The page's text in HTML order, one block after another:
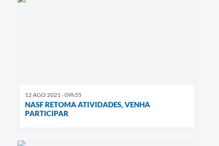
12 AGO 2021 - 09h55
NASF RETOMA ATIVIDADES, VENHA
PARTICIPAR